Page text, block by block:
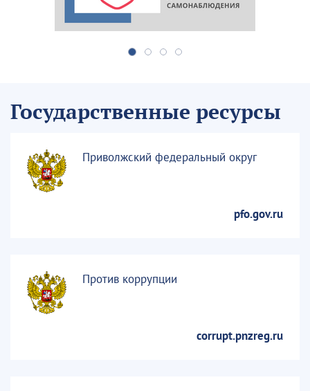
Государственные ресурсы
Приволжский федеральный округ
pfo.gov.ru
Против коррупции
corrupt.pnzreg.ru